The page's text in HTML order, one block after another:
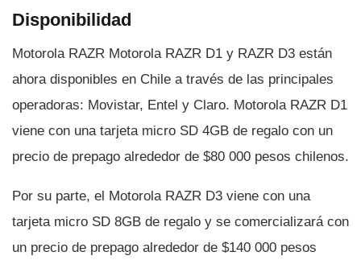
Disponibilidad
Motorola RAZR Motorola RAZR D1 y RAZR D3 están
ahora disponibles en Chile a través de las principales
operadoras: Movistar, Entel y Claro. Motorola RAZR D1
viene con una tarjeta micro SD 4GB de regalo con un
precio de prepago alrededor de $80 000 pesos chilenos.
Por su parte, el Motorola RAZR D3 viene con una
tarjeta micro SD 8GB de regalo y se comercializará con
un precio de prepago alrededor de $140 000 pesos